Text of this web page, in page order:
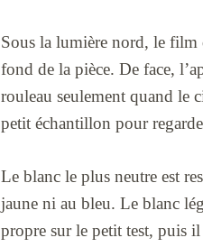
Sous la lumière nord, le film
fond de la pièce. De face,
rouleau seulement quand le
petit échantillon pour
Le blanc le plus neutre est
jaune ni au bleu. Le blanc
propre sur le petit test, puis